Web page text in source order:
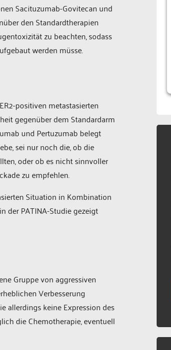
Sacituzumab-Govitecan und
den Standardtherapien
zu beachten, sodass
werden müsse.
positiven metastasierten
gegenüber dem Standardarm
und Pertuzumab belegt
sei nur noch die, ob die
oder ob es nicht sinnvoller
zu empfehlen.
Situation in Kombination
der PATINA-Studie gezeigt
Gruppe von aggressiven
Verbesserung
allerdings keine Expression des
die Chemotherapie, eventuell